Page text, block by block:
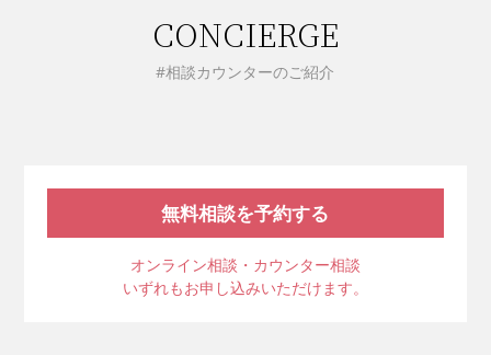
CONCIERGE
#相談カウンターのご紹介
無料相談を予約する
オンライン相談・カウンター相談
いずれもお申し込みいただけます。